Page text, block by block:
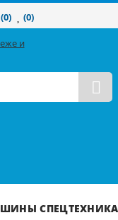
(0) (0)
ШИНЫ СПЕЦТЕХНИКА